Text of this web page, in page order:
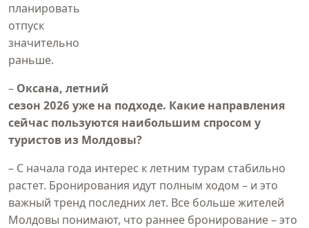
планировать
отпуск
значительно
раньше.
– Оксана, летний
сезон 2026 уже на подходе. Какие направления
сейчас пользуются наибольшим спросом у
туристов из Молдовы?
– С начала года интерес к летним турам стабильно
растет. Бронирования идут полным ходом – и это
важный тренд последних лет. Все больше жителей
Молдовы понимают, что раннее бронирование – это